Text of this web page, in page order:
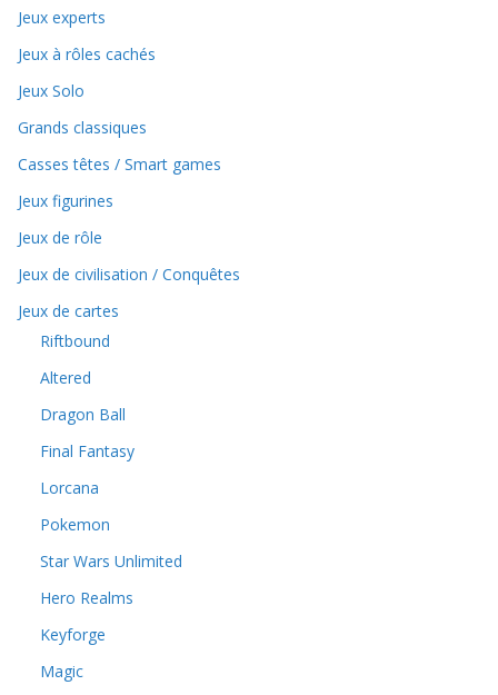
Jeux experts
Jeux à rôles cachés
Jeux Solo
Grands classiques
Casses têtes / Smart games
Jeux figurines
Jeux de rôle
Jeux de civilisation / Conquêtes
Jeux de cartes
Riftbound
Altered
Dragon Ball
Final Fantasy
Lorcana
Pokemon
Star Wars Unlimited
Hero Realms
Keyforge
Magic